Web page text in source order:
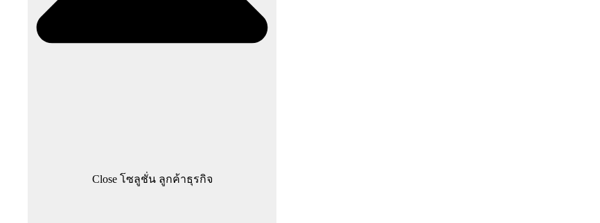
Close โซลูชั่น ลูกค้าธุรกิจ